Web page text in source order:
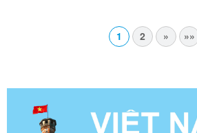
1 2 » »»